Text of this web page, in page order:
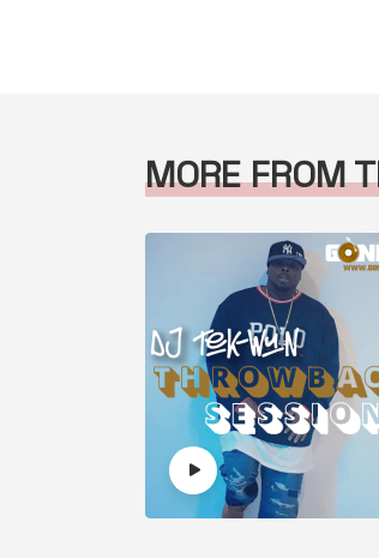
MORE FROM